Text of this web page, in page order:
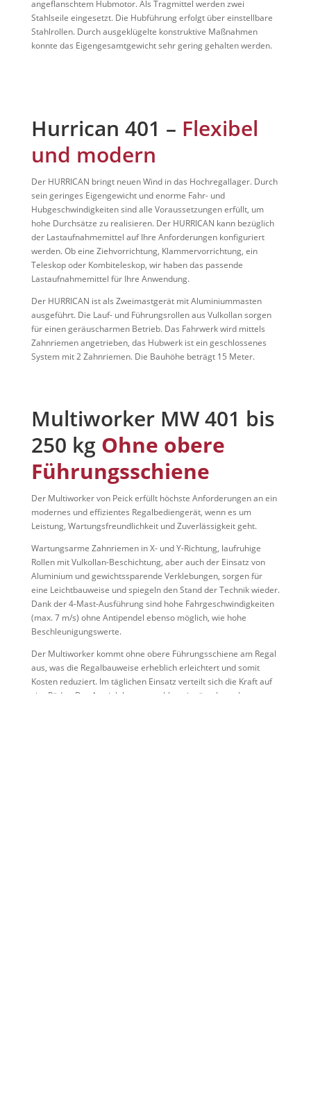
angeflanschtem Hubmotor. Als Tragmittel werden zwei
Stahlseile eingesetzt. Die Hubführung erfolgt über einstellbare
Stahlrollen. Durch ausgeklügelte konstruktive Maßnahmen
konnte das Eigengesamtgewicht sehr gering gehalten werden.
Hurrican 401 – Flexibel
und modern
Der HURRICAN bringt neuen Wind in das Hochregallager. Durch
sein geringes Eigengewicht und enorme Fahr- und
Hubgeschwindigkeiten sind alle Voraussetzungen erfüllt, um
hohe Durchsätze zu realisieren. Der HURRICAN kann bezüglich
der Lastaufnahmemittel auf Ihre Anforderungen konfiguriert
werden. Ob eine Ziehvorrichtung, Klammervorrichtung, ein
Teleskop oder Kombiteleskop, wir haben das passende
Lastaufnahmemittel für Ihre Anwendung.
Der HURRICAN ist als Zweimastgerät mit Aluminiummasten
ausgeführt. Die Lauf- und Führungsrollen aus Vulkollan sorgen
für einen geräuscharmen Betrieb. Das Fahrwerk wird mittels
Zahnriemen angetrieben, das Hubwerk ist ein geschlossenes
System mit 2 Zahnriemen. Die Bauhöhe beträgt 15 Meter.
Multiworker MW 401 bis
250 kg Ohne obere
Führungsschiene
Der Multiworker von Peick erfüllt höchste Anforderungen an ein
modernes und effizientes Regalbediengerät, wenn es um
Leistung, Wartungsfreundlichkeit und Zuverlässigkeit geht.
Wartungsarme Zahnriemen in X- und Y-Richtung, laufruhige
Rollen mit Vulkollan-Beschichtung, aber auch der Einsatz von
Aluminium und gewichtssparende Verklebungen, sorgen für
eine Leichtbauweise und spiegeln den Stand der Technik wieder.
Dank der 4-Mast-Ausführung sind hohe Fahrgeschwindigkeiten
(max. 7 m/s) ohne Antipendel ebenso möglich, wie hohe
Beschleunigungswerte.
Der Multiworker kommt ohne obere Führungsschiene am Regal
aus, was die Regalbauweise erheblich erleichtert und somit
Kosten reduziert. Im täglichen Einsatz verteilt sich die Kraft auf
vier Räder. Der Antrieb kann sowohl stationär, als auch